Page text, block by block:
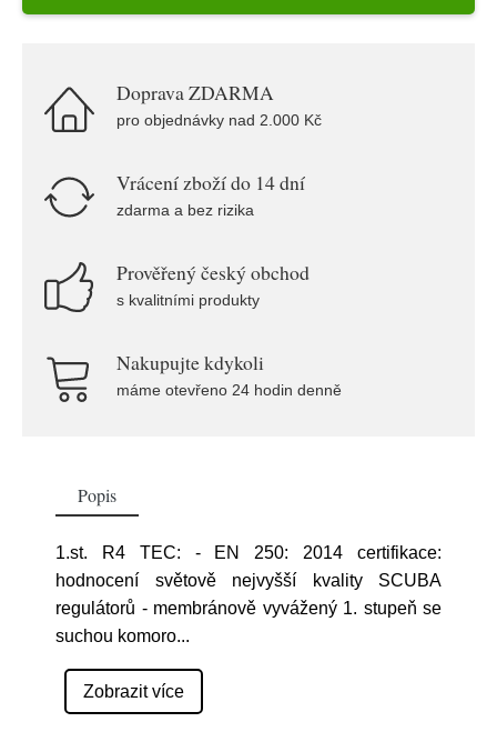
Doprava ZDARMA
pro objednávky nad 2.000 Kč
Vrácení zboží do 14 dní
zdarma a bez rizika
Prověřený český obchod
s kvalitními produkty
Nakupujte kdykoli
máme otevřeno 24 hodin denně
Popis
1.st. R4 TEC: - EN 250: 2014 certifikace:
hodnocení světově nejvyšší kvality SCUBA
regulátorů - membránově vyvážený 1. stupeň se
suchou komoro...
Zobrazit více